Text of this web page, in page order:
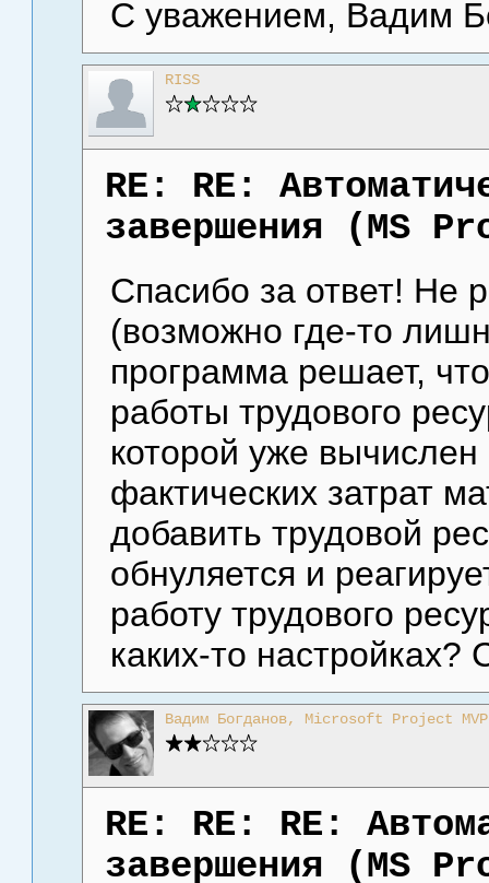
С уважением, Вадим
RISS
RE: RE:
завершения (MS
Спасибо за ответ! Не
(возможно где-то
программа решает,
работы трудового
которой уже
фактических затрат
добавить трудовой
обнуляется и
работу трудового
каких-то настройках?
Вадим Богданов, Microsoft Project
RE: RE: RE:
завершения (MS